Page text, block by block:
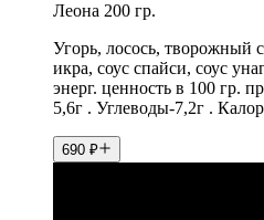
Леона 200 гр.
Угорь, лосось, творожный
икра, соус спайси, соус
энерг. ценность в 100 гр.
5,6г . Углеводы-7,2г .
690 ₽